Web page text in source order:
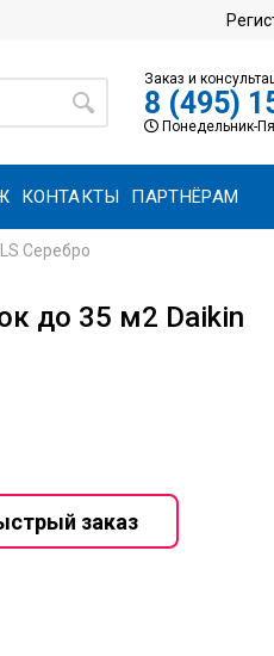
Заказ и
8 (495)
Понедельник-
КОНТАКТЫ ПАРТНЁРАМ
Серебро
до 35 м2 Daikin